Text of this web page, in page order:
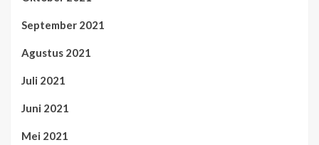
September 2021
Agustus 2021
Juli 2021
Juni 2021
Mei 2021